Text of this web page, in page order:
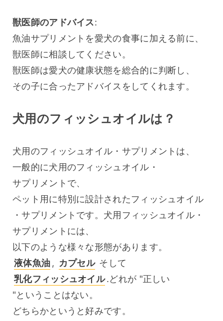
獣医師のアドバイス:
魚油サプリメントを愛犬の食事に加える前に、
獣医師に相談してください。
獣医師は愛犬の健康状態を総合的に判断し、
その子に合ったアドバイスをしてくれます。
犬用のフィッシュオイルは？
犬用のフィッシュオイル・サプリメントは、
一般的に犬用のフィッシュオイル・
サプリメントで、
ペット用に特別に設計されたフィッシュオイル
・サプリメントです。犬用フィッシュオイル・
サプリメントには、
液体魚油 , カプセル
乳化フィッシュオイル.どれが "正しい
"ということはない。
どちらかというと好みです。